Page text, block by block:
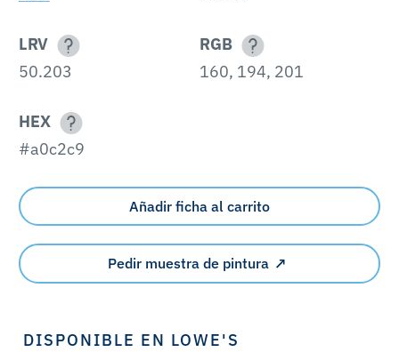
LRV
50.203
RGB
160, 194, 201
HEX
#a0c2c9
Añadir ficha al carrito
Pedir muestra de pintura
DISPONIBLE EN LOWE'S